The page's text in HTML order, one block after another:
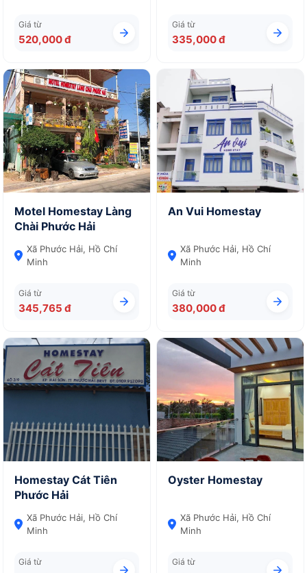
Giá từ
520,000 đ
Giá từ
335,000 đ
Motel Homestay Làng
Chài Phước Hải
Xã Phước Hải, Hồ Chí
Minh
Giá từ
345,765 đ
An Vui Homestay
Xã Phước Hải, Hồ Chí
Minh
Giá từ
380,000 đ
Homestay Cát Tiên
Phước Hải
Xã Phước Hải, Hồ Chí
Minh
Giá từ
Oyster Homestay
Xã Phước Hải, Hồ Chí
Minh
Giá từ